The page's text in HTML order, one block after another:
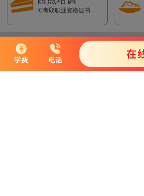
可考取职业资格证书
短信获取学费